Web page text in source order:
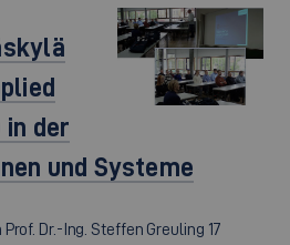
in der
und Systeme
Dr.-Ing. Steffen Greuling 17